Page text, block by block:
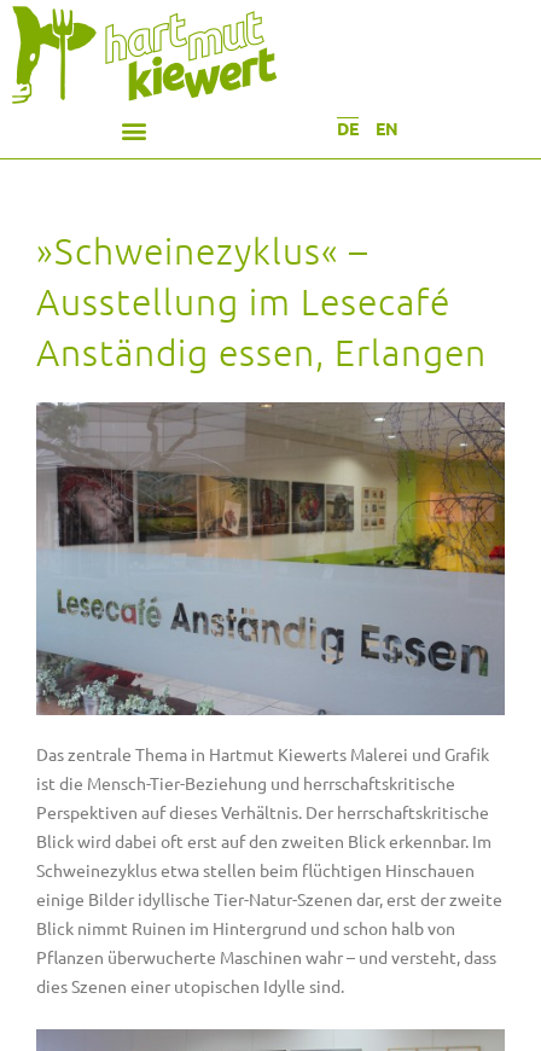
DE EN
»Schweinezyklus« –
Ausstellung im Lesecafé
Anständig essen, Erlangen
Das zentrale Thema in Hartmut Kiewerts Malerei und Grafik
ist die Mensch-Tier-Beziehung und herrschaftskritische
Perspektiven auf dieses Verhältnis. Der herrschaftskritische
Blick wird dabei oft erst auf den zweiten Blick erkennbar. Im
Schweinezyklus etwa stellen beim flüchtigen Hinschauen
einige Bilder idyllische Tier-Natur-Szenen dar, erst der zweite
Blick nimmt Ruinen im Hintergrund und schon halb von
Pflanzen überwucherte Maschinen wahr ­– und versteht, dass
dies Szenen einer utopischen Idylle sind.